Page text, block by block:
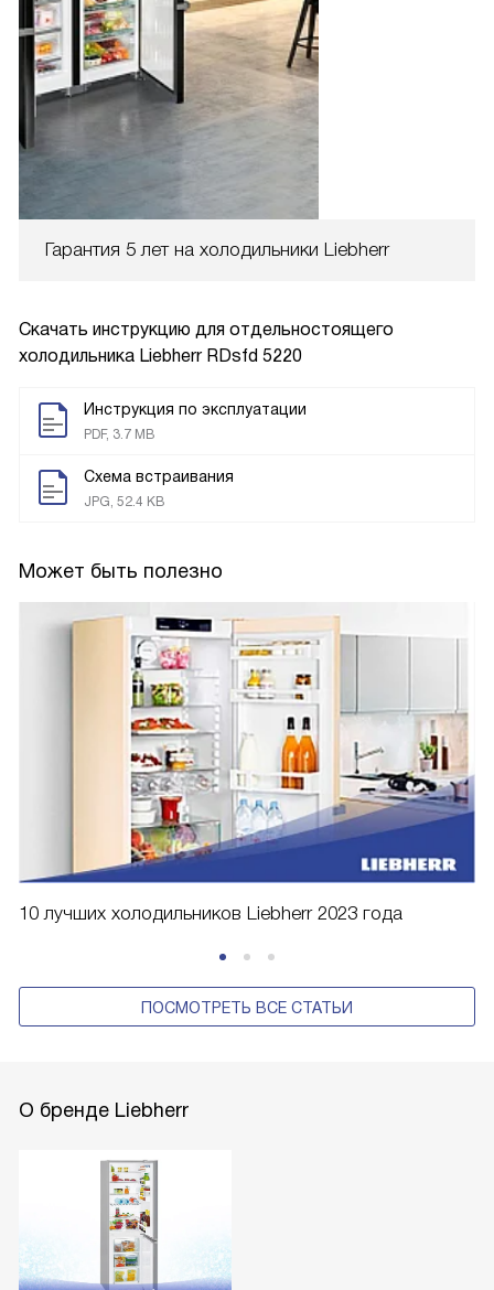
Гарантия 5 лет на холодильники Liebherr
Скачать инструкцию для отдельностоящего
холодильника Liebherr RDsfd 5220
Инструкция по эксплуатации
PDF, 3.7 MB
Схема встраивания
JPG, 52.4 KB
Может быть полезно
10 лучших холодильников Liebherr 2023 года
ПОСМОТРЕТЬ ВСЕ СТАТЬИ
О бренде Liebherr